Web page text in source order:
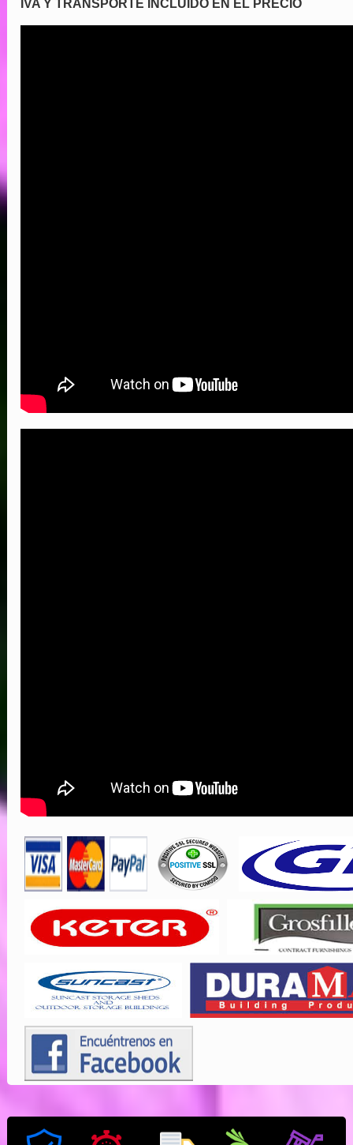
IVA Y TRANSPORTE INCLUIDO EN EL PRECIO